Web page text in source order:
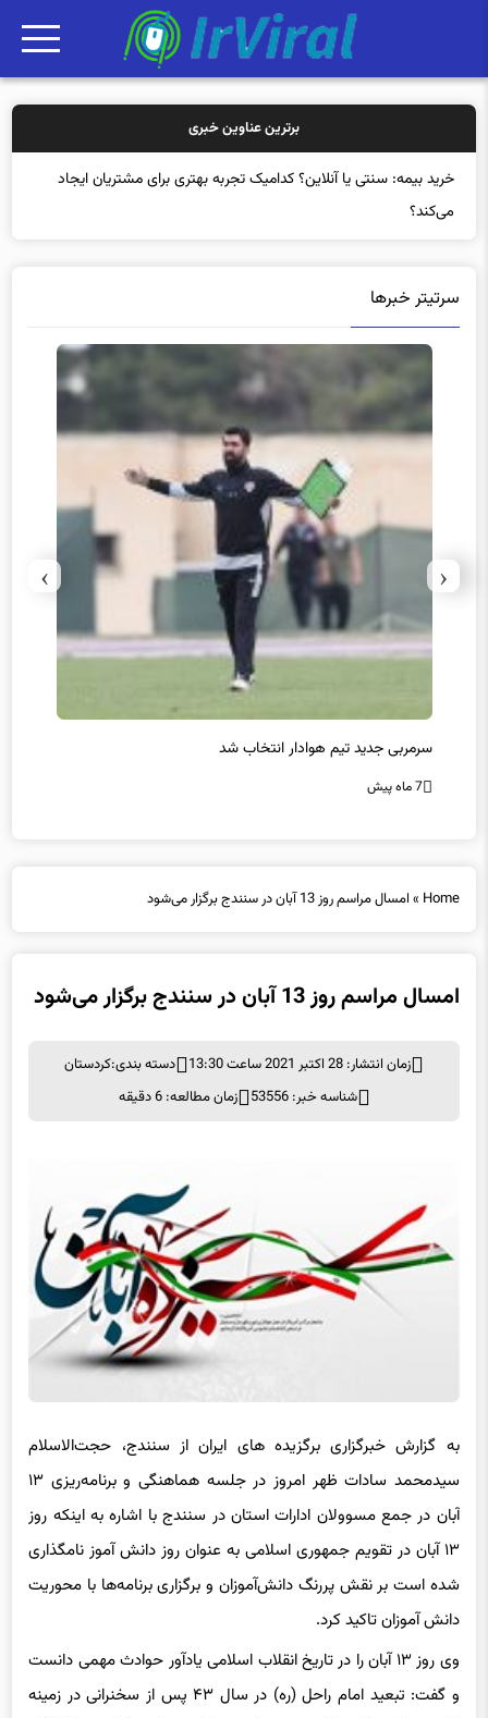
برترین عناوین خبری
خرید بیم
سرمربی جدید تیم هوادار انتخاب شد
7 ماه پیش
شناسه خبر: 53556
زمان مطالعه: 6 دقیقه
سیدمحمد سادات ظهر امروز در جلسه هماهنگی و برنامه‌ریزی ۱۳
آبان در جمع مسوولان ادارات استان در سنندج با اشاره به اینکه روز
۱۳ آبان در تقویم جمهوری اسلامی به عنوان روز دانش آموز نامگذاری
شده است بر نقش پررنگ دانش‌آموزان و برگزاری برنامه‌ها با محوریت
دانش آموزان تاکید کرد.
وی روز ۱۳ آبان را در تاریخ انقلاب اسلامی یادآور حوادث مهمی دانست
و گفت: تبعید امام راحل (ره) در سال ۴۳ پس از سخنرانی در زمینه
قانون ننگین کاپیتولاسیون، حمله به دانشجویان مظلوم در ۱۳ آبان